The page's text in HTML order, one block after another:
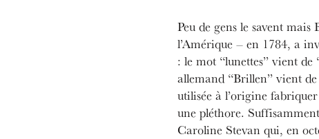
Peu de gens le savent
l’Amérique – en 1784, a
: le mot “lunettes” vient de
allemand “Brillen” vient
utilisée à l’origine
une pléthore.
Caroline Stevan qui, en